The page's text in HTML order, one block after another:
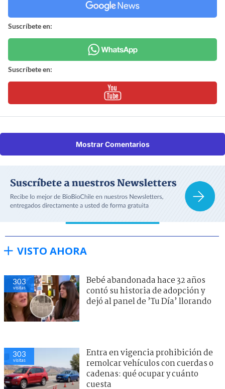
Suscríbete en:
Suscríbete en:
Mostrar Comentarios
VISTO AHORA
303
visitas
Bebé abandonada hace 32 años
contó su historia de adopción y
dejó al panel de ’Tu Día’ llorando
303
visitas
Entra en vigencia prohibición de
remolcar vehículos con cuerdas o
cadenas: qué ocupar y cuánto
cuesta